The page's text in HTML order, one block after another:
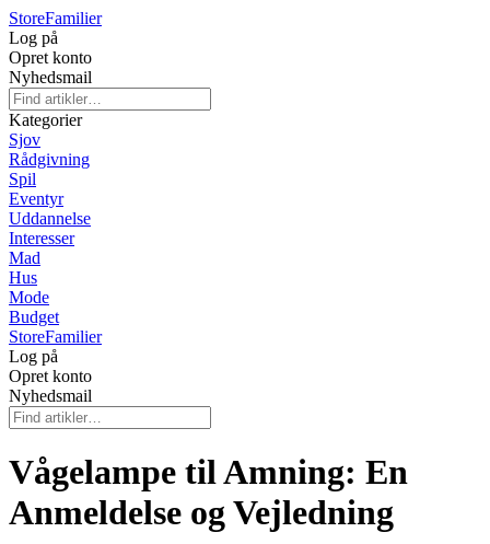
StoreFamilier
Log på
Opret konto
Nyhedsmail
Kategorier
Sjov
Rådgivning
Spil
Eventyr
Uddannelse
Interesser
Mad
Hus
Mode
Budget
StoreFamilier
Log på
Opret konto
Nyhedsmail
Vågelampe til Amning: En
Anmeldelse og Vejledning